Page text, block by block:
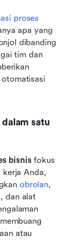
proses
apa yang
dibanding
tim dan
satu
bisnis fokus
kerja Anda,
obrolan
, dan alat
atau